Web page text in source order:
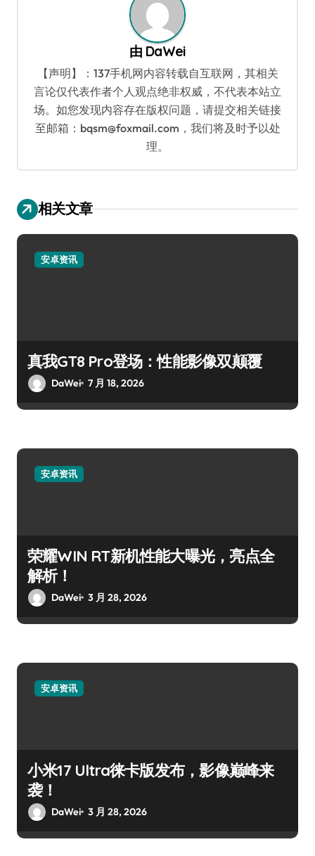
由 DaWei
【声明】：137手机网内容转载自互联网，其相关
言论仅代表作者个人观点绝非权威，不代表本站立
场。如您发现内容存在版权问题，请提交相关链接
至邮箱：bqsm@foxmail.com，我们将及时予以处
理。
相关文章
安卓资讯
真我GT8 Pro登场：性能影像双颠覆
DaWei 7 月 18, 2026
安卓资讯
荣耀WIN RT新机性能大曝光，亮点全
解析！
DaWei 3 月 28, 2026
安卓资讯
小米17 Ultra徕卡版发布，影像巅峰来
袭！
DaWei 3 月 28, 2026